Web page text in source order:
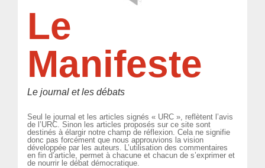
Le
Manifeste
Le journal et les débats
Seul le journal et les articles signés « URC », reflètent l’avis
de l’URC. Sinon les articles proposés sur ce site sont
destinés à élargir notre champ de réflexion. Cela ne signifie
donc pas forcément que nous approuvions la vision
développée par les auteurs. L’utilisation des commentaires
en fin d’article, permet à chacune et chacun de s’exprimer et
de nourrir le débat démocratique.